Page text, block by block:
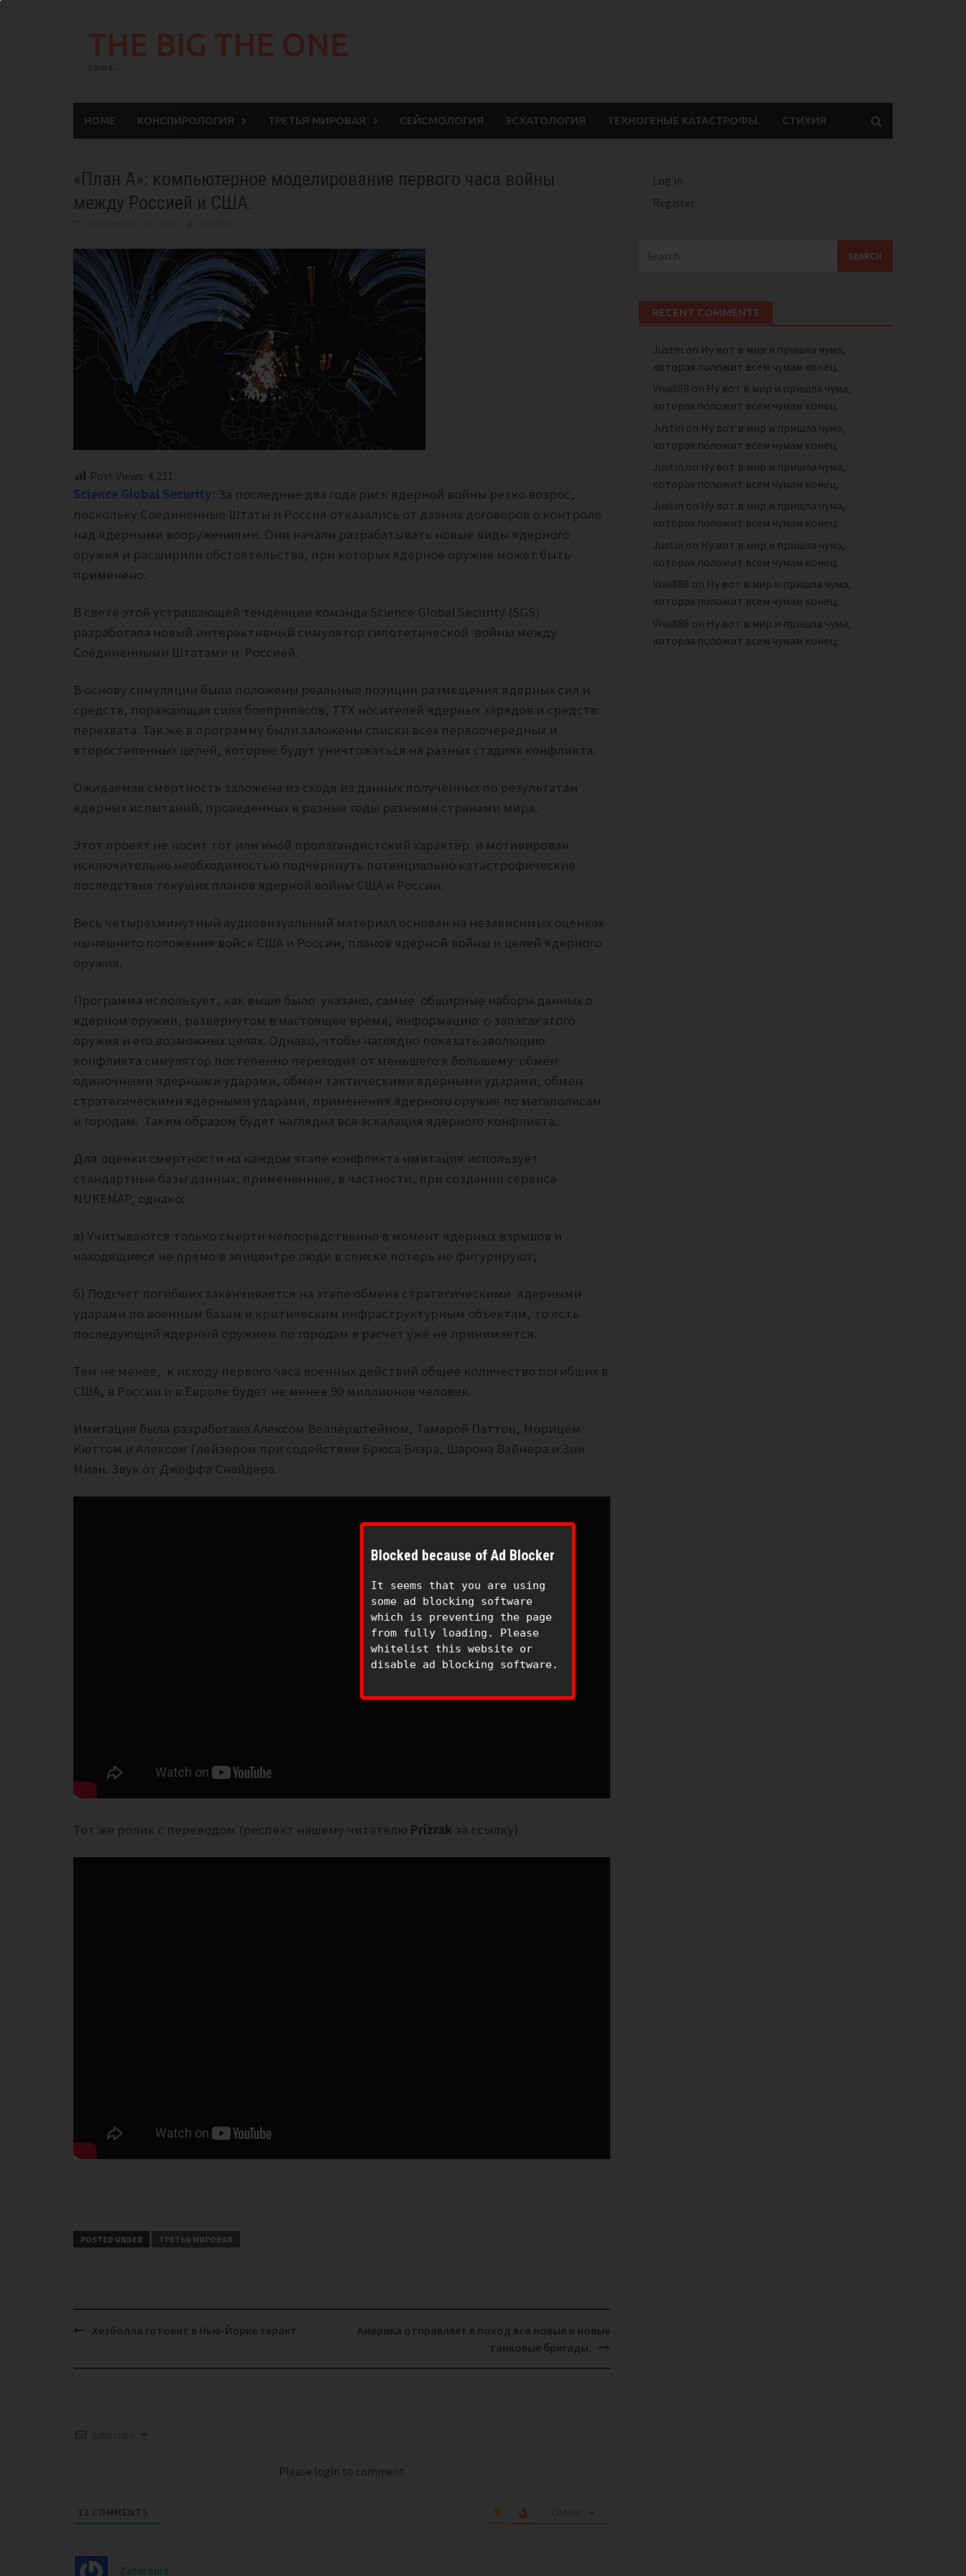
THE BIG THE ONE
HOME КОНСПИРОЛОГИЯ ТРЕТЬЯ МИРОВАЯ СЕЙСМОЛОГИЯ ЭСХАТОЛОГИЯ ТЕХНОГЕНЫЕ КАТАСТРОФЫ. СТИХИЯ
«План А»: компьютерное моделирование первого часа войны
между Россией и США.
Post Views: 4,231
Science Global Security: За последние два года риск ядерной войны резко возрос,
поскольку Соединенные Штаты и Россия отказались от давних договоров о контроле
над ядерными вооружениями. Они начали разрабатывать новые виды ядерного
оружия и расширили обстоятельства, при которых ядерное оружие может быть
применено.
В свете этой устрашающей тенденции команда Science Global Security (SGS)
разработала новый интерактивный симулятор гипотетической войны между
Соединенными Штатами и Россией.
В основу симуляции были положены реальные позиции размещения ядерных сил и
средств, поражающая сила боеприпасов, ТТХ носителей ядерных зарядов и средств
перехвата. Так же в программу были заложены списки всех первоочередных и
второстепенных целей, которые будут уничтожаться на разных стадиях конфликта.
Ожидаемая смертность заложена из сходя из данных полученных по результатам
ядерных испытаний, проведенных в разные годы разными странами мира.
Этот проект не носит тот или иной пропагандистский характер и мотивирован
исключительно необходимостью подчеркнуть потенциально катастрофические
последствия текущих планов ядерной войны США и России.
Весь четырехминутный аудиовизуальный материал основан на независимых оценках
нынешнего положения войск США и России, планов ядерной войны и целей ядерного
оружия.
Программа использует, как выше было указано, самые обширные наборы данных о
ядерном оружии, развернутом в настоящее время, информацию о запасах этого
оружия и его возможных целях. Однако, чтобы наглядно показать эволюцию
конфликта симулятор постепенно переходит от меньшего к большему: обмен
одиночными ядерными ударами, обмен тактическими ядерными ударами, обмен
стратегическими ядерными ударами, применения ядерного оружия по мегаполисам
и городам. Таким образом будет наглядна вся эскалация ядерного конфликта.
Для оценки смертности на каждом этапе конфликта имитация использует
стандартные базы данных, примененные, в частности, при создании сервиса
NUKEMAP, однако:
а) Учитываются только смерти непосредственно в момент ядерных взрывов и
находящиеся не прямо в эпицентре люди в списке потерь не фигурируют;
б) Подсчет погибших заканчивается на этапе обмена стратегическими ядерными
ударами по военным базам и критическим инфраструктурным объектам, то есть
последующий ядерный оружием по городам в расчет уже не принимается.
Тем не менее, к исходу первого часа военных действий общее количество погибших в
США, в России и в Европе будет не менее 90 миллионов человек.
Имитация была разработана Алексом Веллерштейном, Тамарой Паттон, Морицем
Кюттом и Алексом Глейзером при содействии Брюса Блэра, Шарона Вайнера и Зии
Миан. Звук от Джеффа Снайдера.
Тот же ролик с переводом (респект нашему читателю Prizrak за ссылку).
POSTED UNDER ТРЕТЬЯ МИРОВАЯ
PostХезболла готовит в Нью-Йорке теракт.
Америка отправляет в поход всё новые и новые
танковые бригады.
Please login to comment
13 COMMENTS
Zatmenie
Log in
Register
for:
RECENT COMMENTS
Justin on Ну вот в мир и пришла чума,
которая положит всем чумам конец.
Viva888 on Ну вот в мир и пришла чума,
которая положит всем чумам конец.
Justin on Ну вот в мир и пришла чума,
которая положит всем чумам конец.
Justin on Ну вот в мир и пришла чума,
которая положит всем чумам конец.
Justin on Ну вот в мир и пришла чума,
которая положит всем чумам конец.
Justin on Ну вот в мир и пришла чума,
которая положит всем чумам конец.
Viva888 on Ну вот в мир и пришла чума,
которая положит всем чумам конец.
Viva888 on Ну вот в мир и пришла чума,
которая положит всем чумам конец.
Blocked because of Ad Blocker
It seems that you are using
some ad blocking software
which is preventing the page
from fully loading. Please
whitelist this website or
disable ad blocking software.